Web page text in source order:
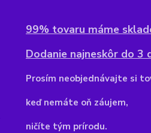
99% tovaru máme
Dodanie najneskôr do 3
Prosím neobjednávajte si
keď nemáte oň záujem,
ničíte tým prírodu.